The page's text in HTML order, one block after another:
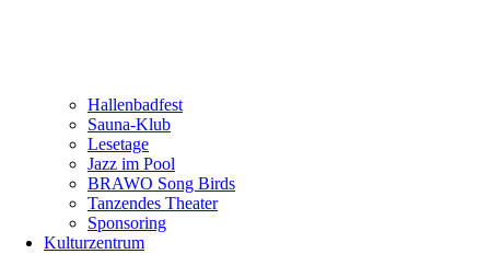
Hallenbadfest
Sauna-Klub
Lesetage
Jazz im Pool
BRAWO Song Birds
Tanzendes Theater
Sponsoring
Kulturzentrum